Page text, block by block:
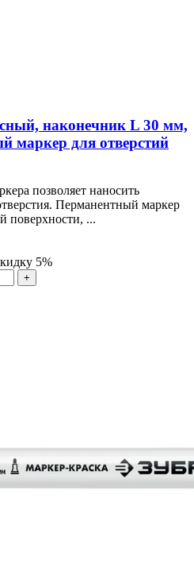
наконечник L 30 мм,
маркер для отверстий
позволяет наносить
Перманентный маркер
поверхности, ...
5%
+